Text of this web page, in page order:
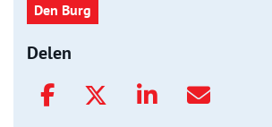
Den Burg
Delen